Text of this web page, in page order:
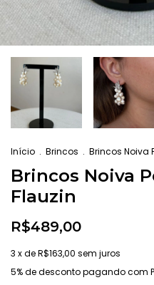
Início . Brincos . Brincos Noiva
Brincos Noiva
Flauzin
R$489,00
3 x deR$163,00 sem juros
5% de descontopagando com